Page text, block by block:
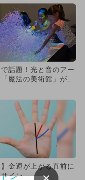
話題！光と音のアー
「魔法の美術館」が福
】金運が上がる直前に
イン